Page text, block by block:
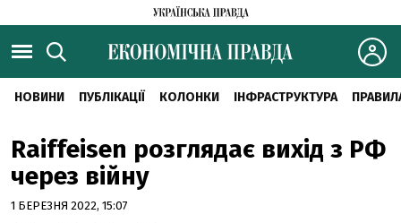
НОВИНИ ПУБЛІКАЦІЇ КОЛОНКИ ІНФРАСТРУКТУРА
Raiffeisen розглядає вихід з РФ
через війну
1 БЕРЕЗНЯ 2022, 15:07